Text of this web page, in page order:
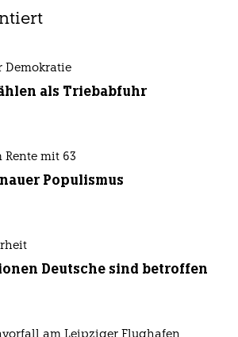
Demokratie
als Triebabfuhr
Rente mit 63
Populismus
Deutsche sind betroffen